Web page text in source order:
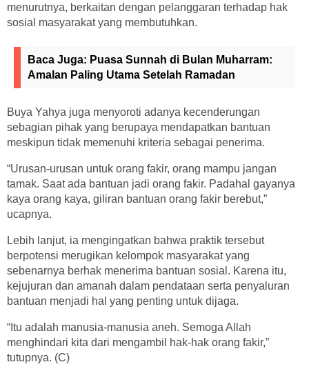
menurutnya, berkaitan dengan pelanggaran terhadap hak
sosial masyarakat yang membutuhkan.
Baca Juga: Puasa Sunnah di Bulan Muharram:
Amalan Paling Utama Setelah Ramadan
Buya Yahya juga menyoroti adanya kecenderungan
sebagian pihak yang berupaya mendapatkan bantuan
meskipun tidak memenuhi kriteria sebagai penerima.
“Urusan-urusan untuk orang fakir, orang mampu jangan
tamak. Saat ada bantuan jadi orang fakir. Padahal gayanya
kaya orang kaya, giliran bantuan orang fakir berebut,”
ucapnya.
Lebih lanjut, ia mengingatkan bahwa praktik tersebut
berpotensi merugikan kelompok masyarakat yang
sebenarnya berhak menerima bantuan sosial. Karena itu,
kejujuran dan amanah dalam pendataan serta penyaluran
bantuan menjadi hal yang penting untuk dijaga.
“Itu adalah manusia-manusia aneh. Semoga Allah
menghindari kita dari mengambil hak-hak orang fakir,”
tutupnya. (C)